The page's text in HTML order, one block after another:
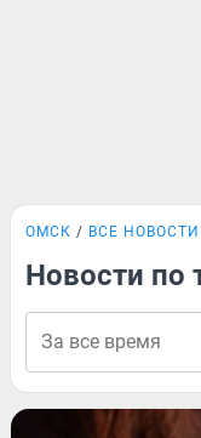
ОМСК ВСЕ НОВОСТИ
Новости по